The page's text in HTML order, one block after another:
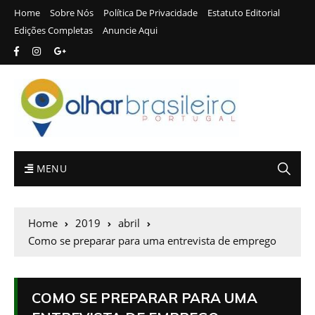
Home Sobre Nós Política De Privacidade
Estatuto Editorial
Edições Completas
Anuncie Aqui
MENU
Home 2019
abril
Como se preparar para uma entrevista de emprego
COMO SE PREPARAR PARA UMA